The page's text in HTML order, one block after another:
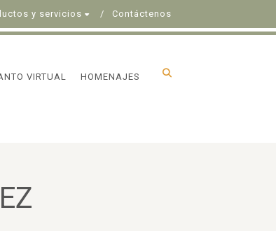
y servicios Contáctenos
VIRTUAL HOMENAJES